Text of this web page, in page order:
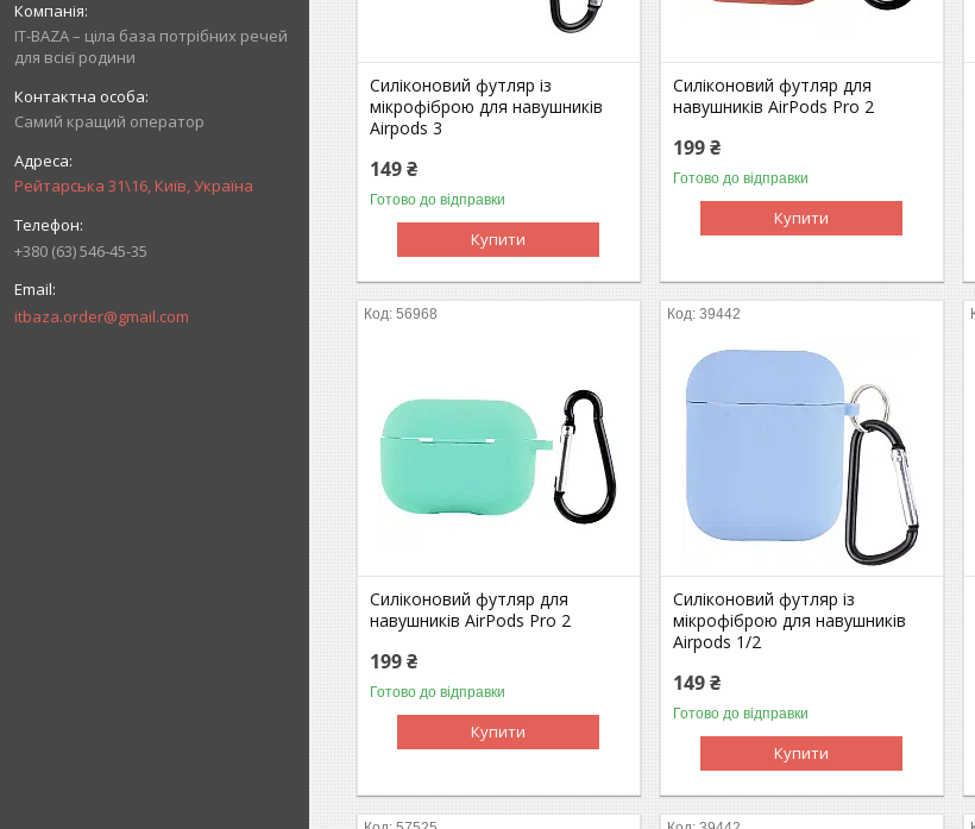
IT-BAZA – ціла база потрібних речей
для всієї родини
Самий кращий оператор
Рейтарська 31\16, Київ, Україна
+380 (63) 546-45-35
itbaza.order@gmail.com
Силіконовий футляр із
мікрофіброю для навушників
Airpods 3
149 ₴
Готово до відправки
Купити
Силіконовий футляр для
навушників AirPods Pro 2
199 ₴
Готово до відправки
Купити
56968
Силіконовий футляр для
навушників AirPods Pro 2
199 ₴
Готово до відправки
Купити
39442
Силіконовий футляр із
мікрофіброю для навушників
Airpods 1/2
149 ₴
Готово до відправки
Купити